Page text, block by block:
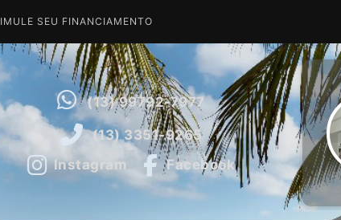
SEU FINANCIAMENTO
(13) 99792-7977
(13) 3351-9265
Instagram
Facebook